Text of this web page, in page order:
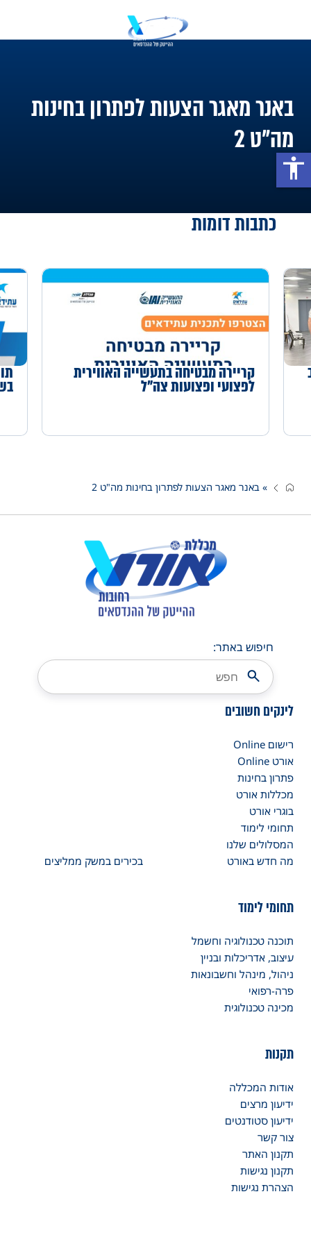
באנר מאגר הצעות לפתרון בחינות
מה"ט 2
כתבות דומות
קריירה מבטיחה בתעשייה האווירית
לפצועי ופצועות צה"ל
» באנר מאגר הצעות לפתרון בחינות מה"ט 2
חיפוש באתר:
לינקים חשובים
רישום Online
אורט Online
פתרון בחינות
מכללות אורט
בוגרי אורט
תחומי לימוד
המסלולים שלנו
מה חדש באורט
בכירים במשק ממליצים
תחומי לימוד
תוכנה טכנולוגיה וחשמל
עיצוב, אדריכלות ובניין
ניהול, מינהל וחשבונאות
פרה-רפואי
מכינה טכנולוגית
תקנות
אודות המכללה
ידיעון מרצים
ידיעון סטודנטים
צור קשר
תקנון האתר
תקנון נגישות
הצהרת נגישות
accessibility